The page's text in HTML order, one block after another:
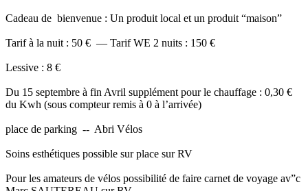
Cadeau de bienvenue : Un produit local et un produit “maison”
Tarif à la nuit : 50 € — Tarif WE 2 nuits : 150 €
Lessive : 8 €
Du 15 septembre à fin Avril supplément pour le chauffage : 0,30 €
du Kwh (sous compteur remis à 0 à l’arrivée)
place de parking -- Abri Vélos
Soins esthétiques possible sur place sur RV
Pour les amateurs de vélos possibilité de faire carnet de voyage av”c